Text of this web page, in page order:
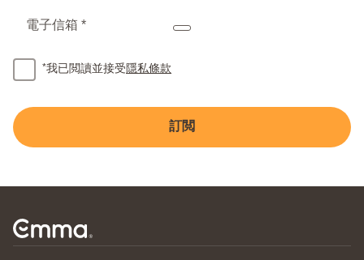
電子信箱 *
*我已閲讀並接受 隱私條款
訂閲